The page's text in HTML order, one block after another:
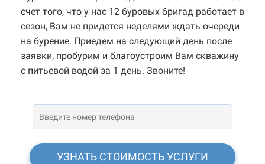
счет того, что у нас 12 буровых бригад работает в
сезон, Вам не придется неделями ждать очереди
на бурение. Приедем на следующий день после
заявки, пробурим и благоустроим Вам скважину
с питьевой водой за 1 день. Звоните!
УЗНАТЬ СТОИМОСТЬ УСЛУГИ